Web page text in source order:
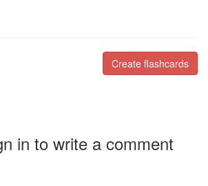
Create flashcards
in to write a comment